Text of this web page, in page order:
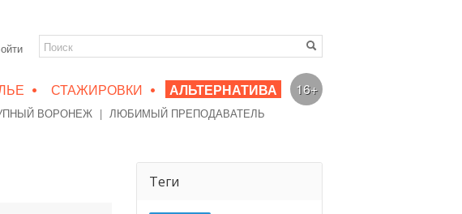
• СТАЖИРОВКИ • АЛЬТЕРНАТИВА
ВОРОНЕЖ | ЛЮБИМЫЙ ПРЕПОДАВАТЕЛЬ
16+
Теги